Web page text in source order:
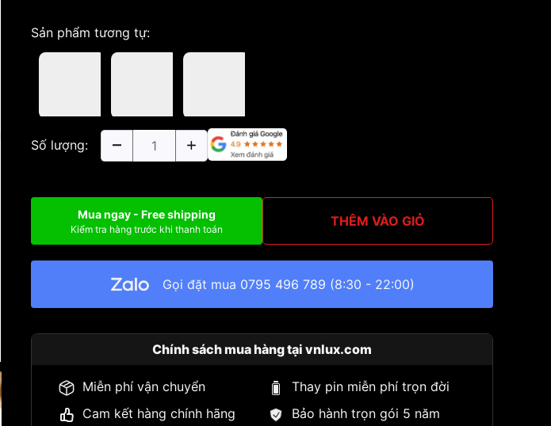
Sản phẩm tương tự:
Số lượng:
Mua ngay - Free shipping
Kiểm tra hàng trước khi thanh toán THÊM VÀO GIỎ
Gọi đặt mua 0795 496 789 (8:30 - 22:00)
Chính sách mua hàng tại vnlux.com
Miễn phí vận chuyển
Thay pin miễn phí trọn đời
Cam kết hàng chính hãng
Bảo hành trọn gói 5 năm